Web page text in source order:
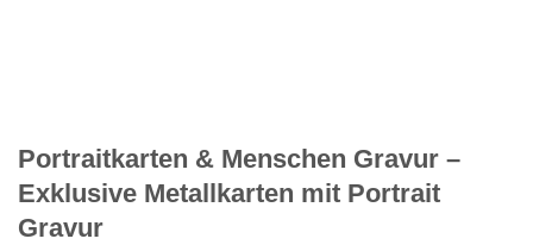
Portraitkarten & Menschen Gravur –
Exklusive Metallkarten mit Portrait
Gravur